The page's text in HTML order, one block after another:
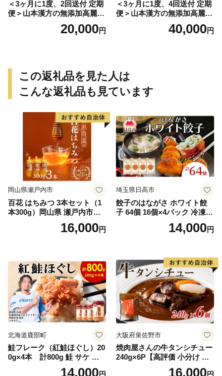
＜3ヶ月に1度、2回送付 定期
便＞山本漢方の無添加高麗人
20,000円
＜3ヶ月に1度、4回送付 定期
便＞山本漢方の無添加高麗人
40,000円
この返礼品を見た人は
こんな返礼品も見ています
岡山県瀬戸内市
百花 はちみつ 3本セット（1
本300g）岡山県 瀬戸内市産
石黒農園 ヨーグルト パン 砂
糖の代わり 香り高い いい香
16,000円
埼玉県日高市
餃子のはながさ ホワイト餃
子 64個 16個×4パック 冷凍
中華 点心 B級グルメ ご当地
野菜 おつまみ おかず 簡単調
ー ギフト お取り寄せ 日高市
14,000円
北海道鹿部町
鮭フレーク（紅鮭ほぐし）20
0g×4本 計800g 鮭 サケ 鮭
ほぐし サケフレーク シャケ
14,000
大阪府泉佐野市
焼肉屋さんの牛タンシチュー
240g×6P【高評価 小分け 惣
菜 牛たん 一人暮らし 冷凍】
16,000